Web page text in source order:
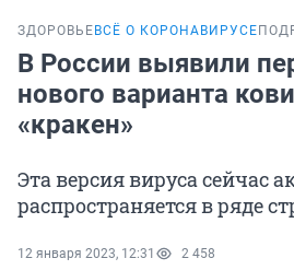
ЗДОРОВЬЕ ВСЁ О КОРОНАВИРУСЕ
В России выявили
нового варианта
«кракен»
Эта версия вируса сейчас
распространяется в ряде
12 января 2023, 12:31 2 458